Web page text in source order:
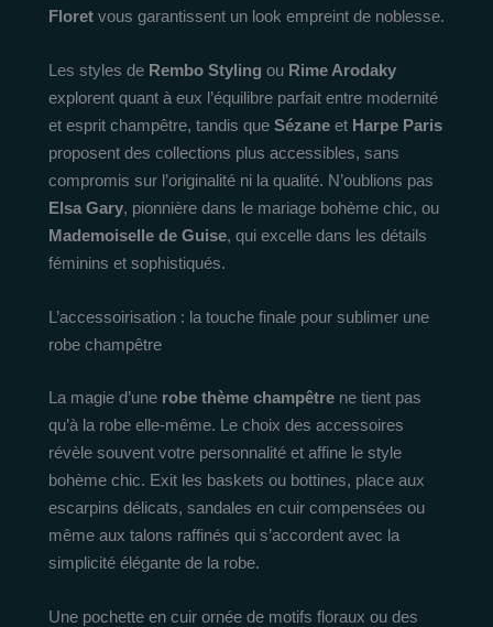
Floret vous garantissent un look empreint de noblesse.
Les styles de Rembo Styling ou Rime Arodaky
explorent quant à eux l’équilibre parfait entre modernité
et esprit champêtre, tandis que Sézane et Harpe Paris
proposent des collections plus accessibles, sans
compromis sur l’originalité ni la qualité. N’oublions pas
Elsa Gary, pionnière dans le mariage bohème chic, ou
Mademoiselle de Guise, qui excelle dans les détails
féminins et sophistiqués.
L’accessoirisation : la touche finale pour sublimer une
robe champêtre
La magie d’une robe thème champêtre ne tient pas
qu’à la robe elle-même. Le choix des accessoires
révèle souvent votre personnalité et affine le style
bohème chic. Exit les baskets ou bottines, place aux
escarpins délicats, sandales en cuir compensées ou
même aux talons raffinés qui s’accordent avec la
simplicité élégante de la robe.
Une pochette en cuir ornée de motifs floraux ou des